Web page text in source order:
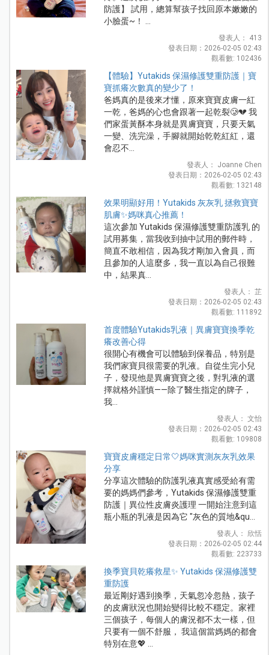
防護】 試用，總算幫孩子找回原本嫩嫩的
小臉蛋~！ ...
發表人： 413
發表日期：2026-02-05 02:43
觀看數: 102436
【體驗】Yutakids 保濕修護雙重防護｜寶
寶抓癢次數真的變少了！
爸媽真的是後來才懂，原來寶寶皮膚一紅
一乾，爸媽的心也會跟著一起乾裂🥲💔 我
們家蛋黃酥本身就是異膚寶寶，只要天氣
一變、洗完澡，手腳就開始乾乾紅紅，還
會忍不...
發表人： Joanne Chen
發表日期：2026-02-05 02:43
觀看數: 132148
效果明顯好用！Yutakids 灰灰乳 拯救寶寶
肌膚✨媽咪真心推薦！
這次參加 Yutakids 保濕修護雙重防護乳 的
試用募集，當我收到抽中試用的郵件時，
簡直不敢相信，因為我才剛加入會員，而
且參加的人這麼多，我一直以為自己很難
中，結果真...
發表人： 芷
發表日期：2026-02-05 02:43
觀看數: 111892
首度體驗Yutakids乳液｜異膚寶寶換季乾
癢改善心得
很開心有機會可以體驗到保養品，特別是
我們家寶貝很需要的乳液。自從生完小兒
子，發現他是異膚寶寶之後，對乳液的選
擇就格外謹慎——除了醫生指定的牌子，
我...
發表人： 文怡
發表日期：2026-02-05 02:43
觀看數: 109808
寶寶皮膚穩定日常🤍媽咪實測灰灰乳效果
分享
分享這次體驗的防護乳液真實感受給有需
要的媽媽們參考，Yutakids 保濕修護雙重
防護｜異位性皮膚炎護理 一開始注意到這
瓶小瓶的乳液是因為它 "灰色的質地&qu...
發表人： 欣恬
發表日期：2026-02-05 02:44
觀看數: 223733
換季寶貝乾癢救星✨ Yutakids 保濕修護雙
重防護
最近剛好遇到換季，天氣忽冷忽熱，孩子
的皮膚狀況也開始變得比較不穩定。家裡
三個孩子，每個人的膚況都不太一樣，但
只要有一個不舒服， 我這個當媽媽的都會
特別在意💖 ...